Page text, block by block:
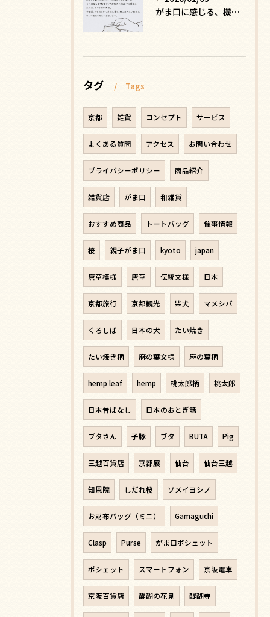
がま口に感じる、機能を超えた安心感の正体
タグ Tags
京都 雑貨 コンセプト サービス
よくある質問 アクセス お問い合わせ
プライバシーポリシー 商品紹介
雑貨店 がま口 和雑貨
おすすめ商品 トートバッグ 催事情報
桜 親子がま口 kyoto japan
唐草模様 唐草 伝統文様 日本
京都旅行 京都観光 柴犬 マメシバ
くろしば 日本の犬 たい焼き
たい焼き柄 麻の葉文様 麻の葉柄
hemp leaf hemp 桃太郎柄 桃太郎
日本昔ばなし 日本のおとぎ話
ブタさん 子豚 ブタ BUTA Pig
三越百貨店 京都展 仙台 仙台三越
知恩院 しだれ桜 ソメイヨシノ
お財布バッグ（ミニ） Gamaguchi
Clasp Purse がま口ポシェット
ポシェット スマートフォン 京阪電車
京阪百貨店 醍醐の花見 醍醐寺